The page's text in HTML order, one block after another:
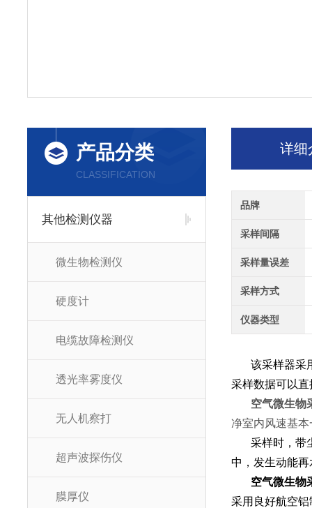
产品分类
CLASSIFICATION
其他检测仪器
微生物检测仪
硬度计
电缆故障检测仪
透光率雾度仪
无人机察打
超声波探伤仪
膜厚仪
详细
品牌
采样间隔
采样量误差
采样方式
仪器类型
该采样器采
采样数据可以
空气微生物
净室内风速基
中，发生动能
空气微生物
采用良好航空